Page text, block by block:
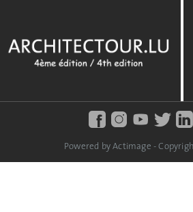
Powered by Actimage -